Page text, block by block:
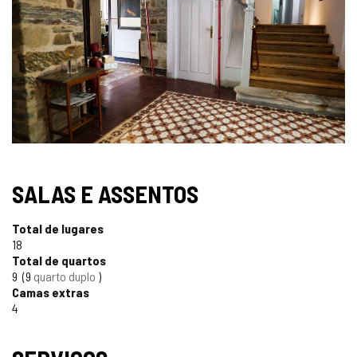
CARA
SALAS E ASSENTOS
Total de lugares
18
Total de quartos
9 9 quarto duplo
Camas extras
4